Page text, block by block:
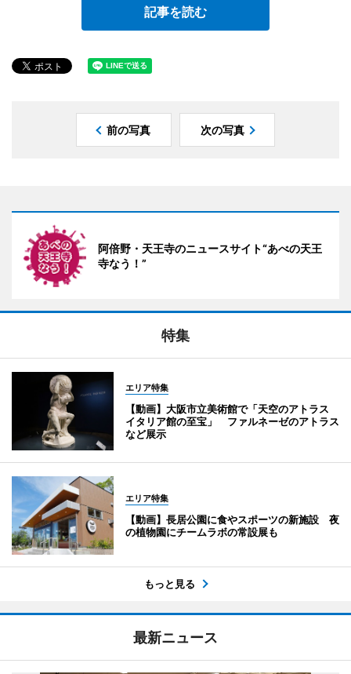
記事を読む
前の写真 次の写真
阿倍野・天王寺のニュースサイト“あべの天王
寺なう！”
特集
エリア特集
【動画】大阪市立美術館で「天空のアトラス
イタリア館の至宝」 ファルネーゼのアトラス
など展示
エリア特集
【動画】長居公園に食やスポーツの新施設 夜
の植物園にチームラボの常設展も
もっと見る
最新ニュース